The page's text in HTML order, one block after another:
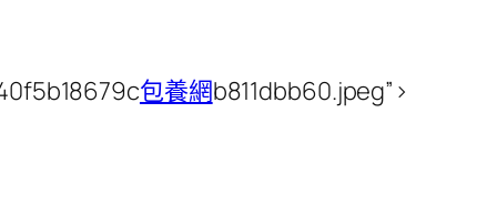
包養網b811dbb60.jpeg”>